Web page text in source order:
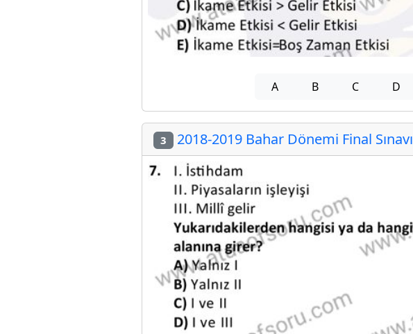
A B C D
3 2018-2019 Bahar Dönemi Final Sınavı